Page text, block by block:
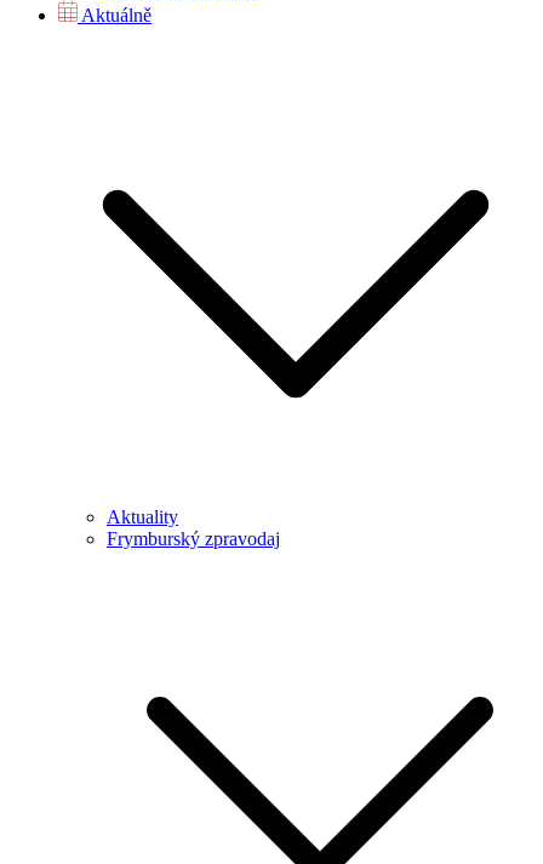
Aktuálně
Aktuality
Frymburský zpravodaj